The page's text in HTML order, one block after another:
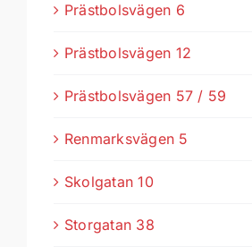
Prästbolsvägen 6
Prästbolsvägen 12
Prästbolsvägen 57 / 59
Renmarksvägen 5
Skolgatan 10
Storgatan 38